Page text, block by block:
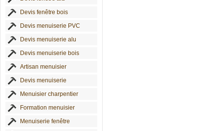
Devis fenêtre bois
Devis menuiserie PVC
Devis menuiserie alu
Devis menuiserie bois
Artisan menuisier
Devis menuiserie
Menuisier charpentier
Formation menuisier
Menuiserie fenêtre